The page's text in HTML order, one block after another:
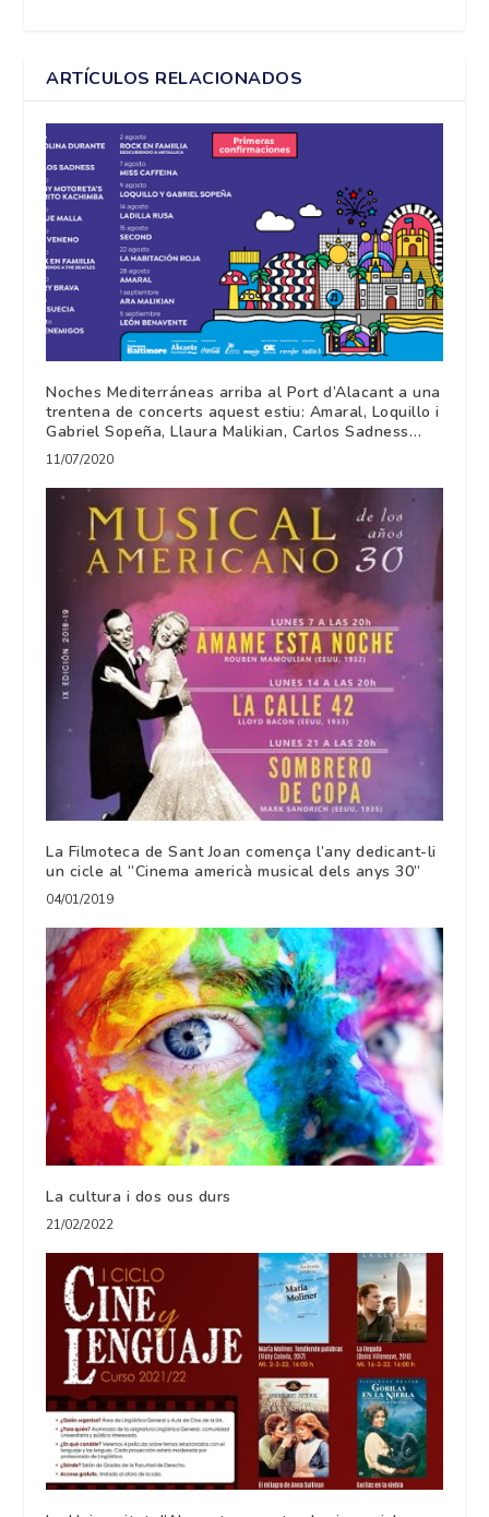
ARTÍCULOS RELACIONADOS
Noches Mediterráneas arriba al Port d’Alacant a una
trentena de concerts aquest estiu: Amaral, Loquillo i
Gabriel Sopeña, Llaura Malikian, Carlos Sadness…
11/07/2020
La Filmoteca de Sant Joan comença l’any dedicant-li
un cicle al “Cinema americà musical dels anys 30”
04/01/2019
La cultura i dos ous durs
21/02/2022